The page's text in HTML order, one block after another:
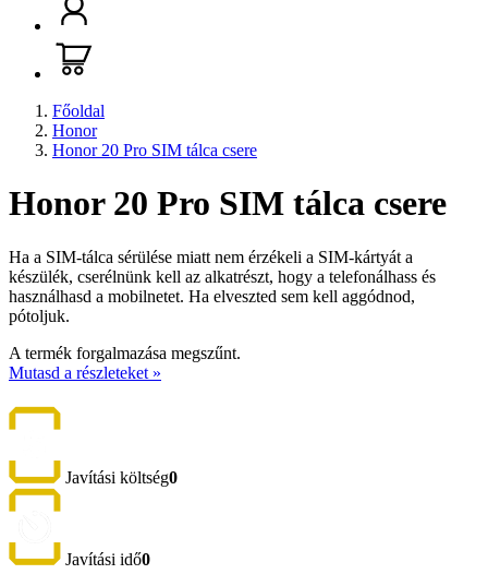
Főoldal
Honor
Honor 20 Pro SIM tálca csere
Honor 20 Pro SIM tálca csere
Ha a SIM-tálca sérülése miatt nem érzékeli a SIM-kártyát a
készülék, cserélnünk kell az alkatrészt, hogy a telefonálhass és
használhasd a mobilnetet. Ha elveszted sem kell aggódnod,
pótoljuk.
A termék forgalmazása megszűnt.
Mutasd a részleteket »
Javítási költség0
Javítási idő0